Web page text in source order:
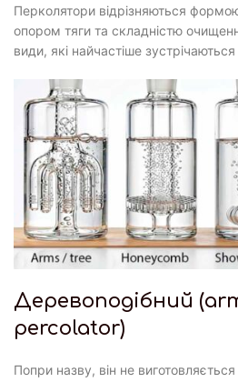
Перколятори відрізняються
опором тяги та складністю
види, які найчастіше
Деревоподібний
percolator)
Попри назву, він не